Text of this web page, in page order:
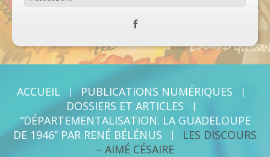
ACCUEIL
PUBLICATIONS NUMÉRIQUES
DOSSIERS ET ARTICLES
“DÉPARTEMENTALISATION. LA GUADELOUPE
DE 1946” PAR RENÉ BÉLÉNUS
LES DISCOURS
– AIMÉ CÉSAIRE